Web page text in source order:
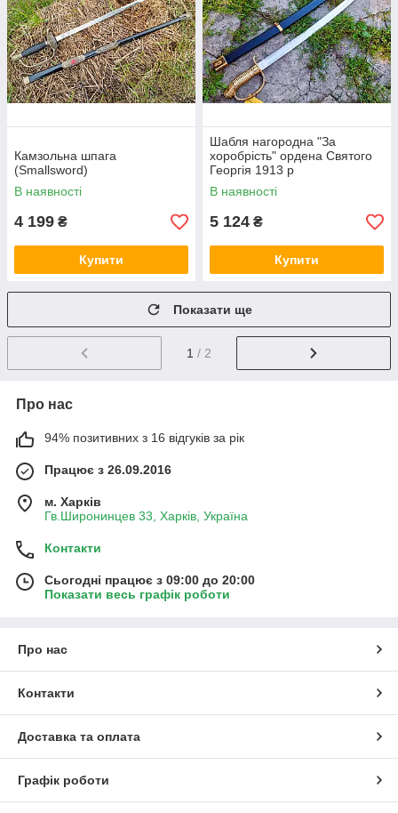
Камзольна шпага
(Smallsword)
В наявності
4 199 ₴
Купити
Шабля нагородна "За
хоробрість" ордена Святого
Георгія 1913 р
В наявності
5 124 ₴
Купити
Показати ще
1 / 2
Про нас
94% позитивних з 16 відгуків за рік
Працює з 26.09.2016
м. Харків
Гв.Широнинцев 33, Харків, Україна
Контакти
Сьогодні працює з 09:00 до 20:00
Показати весь графік роботи
Про нас
Контакти
Доставка та оплата
Графік роботи